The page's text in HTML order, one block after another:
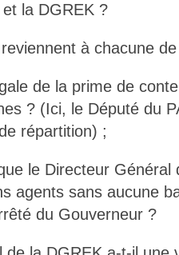
la DGREK ?
à chacune
de la prime de
? (Ici, le Député du
répartition) ;
le Directeur Général
agents sans aucune
du Gouverneur ?